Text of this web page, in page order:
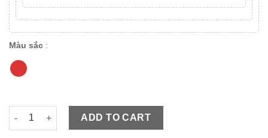
Màu sắc :
POC 05 Đỏ chính hãng mang phong cách tích cực, năng động
ADD TO CART